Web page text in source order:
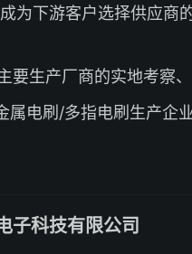
为下游客户选择供应商
要生产厂商的实地考察
属电刷/多指电刷生产企
子科技有限公司